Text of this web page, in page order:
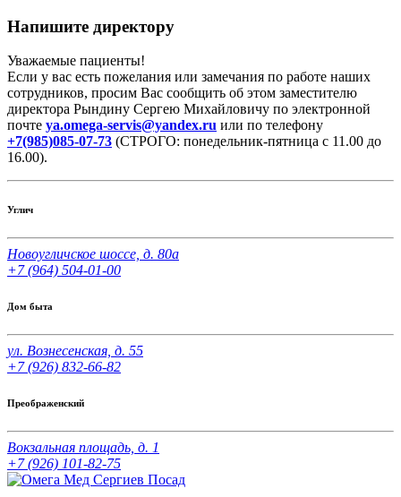
Напишите директору
Уважаемые пациенты!
Если у вас есть пожелания или замечания по работе наших
сотрудников, просим Вас сообщить об этом заместителю
директора Рындину Сергею Михайловичу по электронной
почте ya.omega-servis@yandex.ru или по телефону
+7(985)085-07-73 (СТРОГО: понедельник-пятница с 11.00 до
16.00).
Углич
Новоугличское шоссе, д. 80а
+7 (964) 504-01-00
Дом быта
ул. Вознесенская, д. 55
+7 (926) 832-66-82
Преображенский
Вокзальная площадь, д. 1
+7 (926) 101-82-75